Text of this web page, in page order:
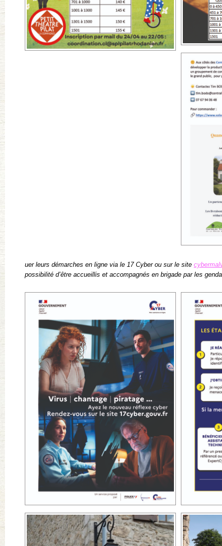
uer leurs démarches en ligne via le 17 Cyber ou sur le site
possibilité d’être accueillis et accompagnés en brigade par les